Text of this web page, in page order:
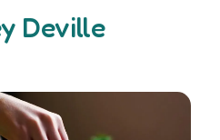
Deville